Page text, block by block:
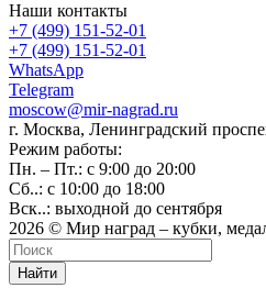
Наши контакты
+7 (499) 151-52-01
+7 (499) 151-52-01
WhatsApp
Telegram
moscow@mir-nagrad.ru
г. Москва, Ленинградский
Режим работы:
Пн. – Пт.: с 9:00 до 20:00
Сб..: с 10:00 до 18:00
Вск..: выходной до сентября
2026 © Мир наград – кубки,
Найти